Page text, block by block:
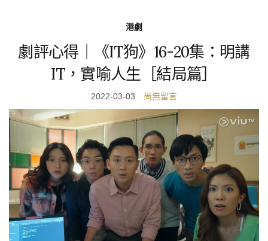
港劇
劇評心得｜《IT狗》16-20集：明講
IT，實喻人生［結局篇］
2022-03-03 尚無留言